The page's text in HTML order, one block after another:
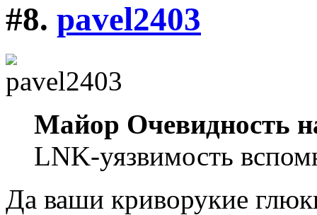
#8. pavel2403
Майор Очевидность
LNK-уязвимость
Да ваши криворукие